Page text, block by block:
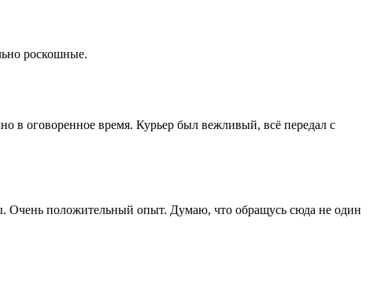
роскошные.
в оговоренное время. Курьер был вежливый, всё передал с
Очень положительный опыт. Думаю, что обращусь сюда не один